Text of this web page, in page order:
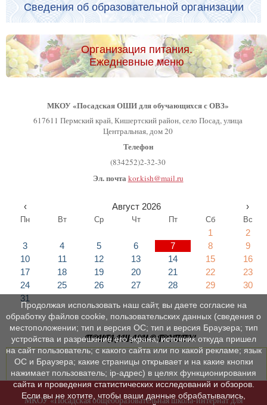
Сведения об образовательной организации
Организация питания.
Ежедневные меню
МКОУ «Посадская ОШИ для обучающихся с ОВЗ»
617611 Пермский край, Кишертский район, село Посад, улица
Центральная, дом 20
Телефон
(834252)2-32-30
Эл. почта kor.kish@mail.ru
‹ Август 2026 ›
Пн Вт Ср Чт Пт Сб Вс
1
2
3
4 5 6 7 8
9
10
11 12 13 14 15
16
17
18 19 20 21 22
23
24
25 26 27 28 29
30
31
ПРИГЛАШАЕМ В ГРУППУ!
МКОУ «Посадская общеобразовательная школа-интернат для
Продолжая использовать наш сайт, вы даете согласие на
обработку файлов cookie, пользовательских данных (сведения о
местоположении; тип и версия ОС; тип и версия Браузера; тип
устройства и разрешение его экрана; источник откуда пришел
на сайт пользователь; с какого сайта или по какой рекламе; язык
ОС и Браузера; какие страницы открывает и на какие кнопки
нажимает пользователь; ip-адрес) в целях функционирования
сайта и проведения статистических исследований и обзоров.
Если вы не хотите, чтобы ваши данные обрабатывались,